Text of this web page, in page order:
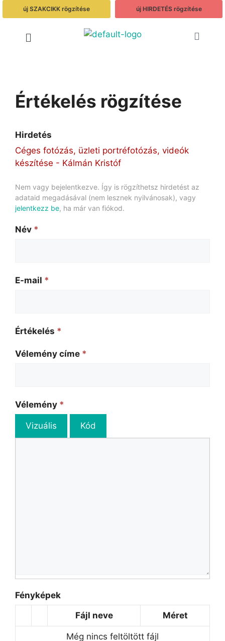
új SZAKCIKK rögzítése új HIRDETÉS rögzítése
Értékelés rögzítése
Hirdetés
Céges fotózás, üzleti portréfotózás, videók
készítése - Kálmán Kristóf
Nem vagy bejelentkezve. Így is rögzíthetsz hirdetést az
adataid megadásával (nem lesznek nyilvánosak), vagy
jelentkezz be, ha már van fiókod.
Név *
E-mail *
Értékelés *
Vélemény címe *
Vélemény *
Vizuális Kód
Fényképek
Fájl neve
Méret
Még nincs feltöltött fájl